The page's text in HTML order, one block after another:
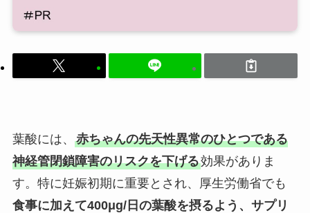
葉酸には、 赤ちゃんの先天性異常のひとつである
神経管閉鎖障害のリスクを下げる効果がありま
す。特に妊娠初期に重要とされ、厚生労働省でも
食事に加えて400μg/日の葉酸を摂るよう、サプリ